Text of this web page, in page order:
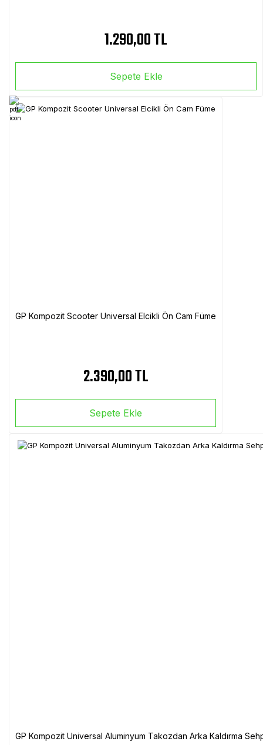
1.290,00 TL
Sepete Ekle
GP Kompozit Scooter Universal Elcikli Ön Cam Füme
2.390,00 TL
Sepete Ekle
GP Kompozit Universal Aluminyum Takozdan Arka Kaldırma